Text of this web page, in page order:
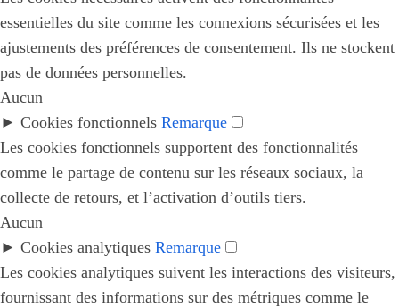
essentielles du site comme les connexions sécurisées et les
ajustements des préférences de consentement. Ils ne stockent
pas de données personnelles.
Aucun
► Cookies fonctionnels Remarque
Les cookies fonctionnels supportent des fonctionnalités
comme le partage de contenu sur les réseaux sociaux, la
collecte de retours, et l’activation d’outils tiers.
Aucun
► Cookies analytiques Remarque
Les cookies analytiques suivent les interactions des visiteurs,
fournissant des informations sur des métriques comme le